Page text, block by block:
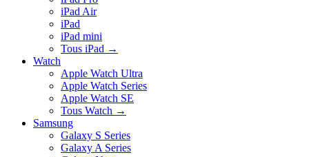
iPad Air
iPad
iPad mini
Tous iPad →
Watch
Apple Watch Ultra
Apple Watch Series
Apple Watch SE
Tous Watch →
Samsung
Galaxy S Series
Galaxy A Series